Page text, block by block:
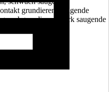
grundieren, saugende
grundieren, stark saugende
grundieren
9002943016873